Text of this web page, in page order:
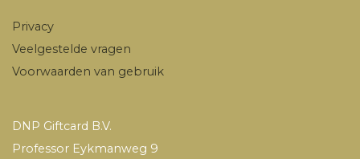
Privacy
Veelgestelde vragen
Voorwaarden van gebruik
DNP Giftcard B.V.
Professor Eykmanweg 9